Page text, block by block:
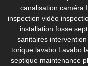
canalisation caméra
inspection vidéo
installation fosse
sanitaires
torique lavabo Lavabo
septique maintenance